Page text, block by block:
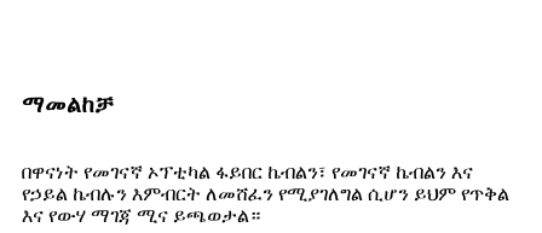
ማመልከቻ
በዋናነት የመገናኛ ኦፕቲካል ፋይበር ኬብልን፣ የመገናኛ ኬብልን እና
የኃይል ኬብሉን እምብርት ለመሸፈን የሚያገለግል ሲሆን ይህም የጥቅል
እና የውሃ ማገጃ ሚና ይጫወታል።